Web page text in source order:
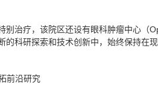
别治疗，该院区还设有眼科肿瘤中心（
的科研探索和技术创新中，始终保持在
前沿研究